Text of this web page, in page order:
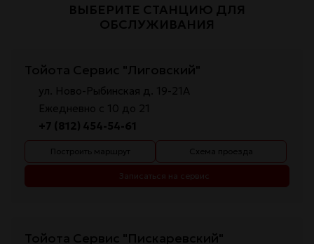
ВЫБЕРИТЕ СТАНЦИЮ ДЛЯ
ОБСЛУЖИВАНИЯ
Тойота Сервис "Лиговский"
ул. Ново-Рыбинская д. 19-21А
Ежедневно с 10 до 21
+7 (812) 454-54-61
Построить маршрут Схема проезда
Записаться на сервис
Тойота Сервис "Пискаревский"